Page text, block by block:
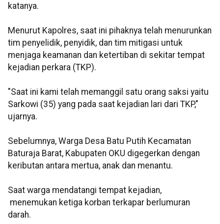
katanya.
Menurut Kapolres, saat ini pihaknya telah menurunkan
tim penyelidik, penyidik, dan tim mitigasi untuk
menjaga keamanan dan ketertiban di sekitar tempat
kejadian perkara (TKP).
"Saat ini kami telah memanggil satu orang saksi yaitu
Sarkowi (35) yang pada saat kejadian lari dari TKP,"
ujarnya.
Sebelumnya, Warga Desa Batu Putih Kecamatan
Baturaja Barat, Kabupaten OKU digegerkan dengan
keributan antara mertua, anak dan menantu.
Saat warga mendatangi tempat kejadian,
menemukan ketiga korban terkapar berlumuran
darah.